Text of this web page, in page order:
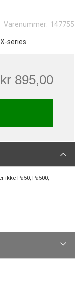
Varenummer: 147755
series
kr 895,00
ikke Pa50, Pa500,